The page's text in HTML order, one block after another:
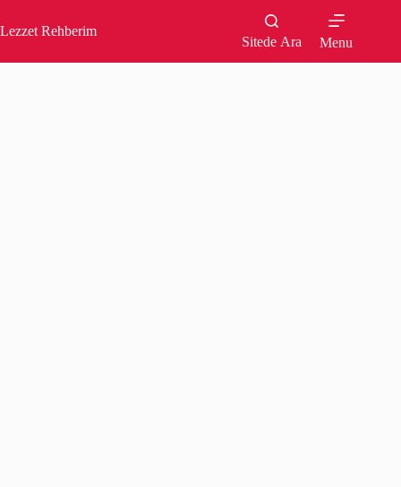
to
content
Lezzet Rehberim
Sitede Ara Menu